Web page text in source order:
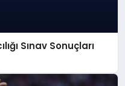
Sınav Sonuçları